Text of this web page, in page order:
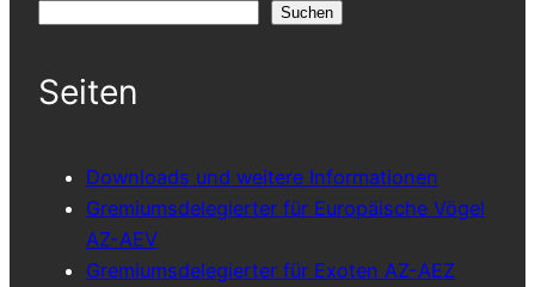
Suchen
Seiten
Downloads und weitere Informationen
Gremiumsdelegierter für Europäische Vögel
AZ-AEV
Gremiumsdelegierter für Exoten AZ-AEZ